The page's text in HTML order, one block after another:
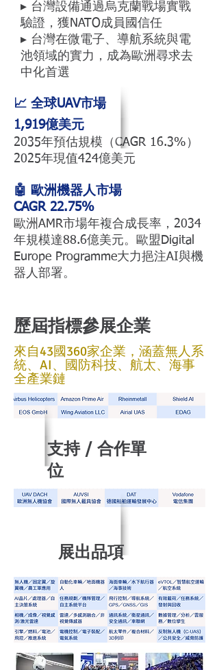
▸ 台灣設備通過烏克蘭戰場實戰
驗證，獲NATO成員國信任
▸ 台灣在微電子、導航系統與電
池領域的實力，成為歐洲尋求去
中化首選
📈 全球UAV市場
1,919億美元
2035年預估規模（CAGR 16.3%）
2025年現值424億美元
🤖 歐洲機器人市場
CAGR 22.75%
歐洲AMR市場年複合成長率，2034
年規模達88.6億美元。歐盟Digital
Europe Programme大力挹注AI與機
器人部署。
歷屆指標參展企業
來自43國360家企業，涵蓋無人系
統、AI、國防科技、航太、海事
全產業鏈
支持 / 合作單
位
展出品項